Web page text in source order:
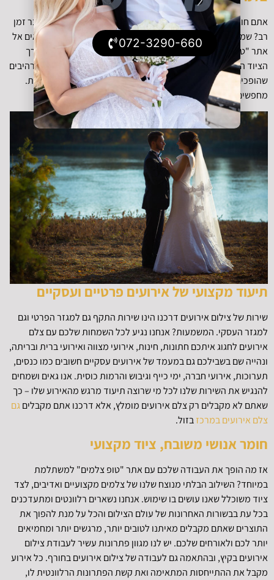
אתם חוגגים בקרוב אירוע עסקי חשוב שאתם עומלים על הפקתו כבר זמן
רב? שמחה פרטית מרגשת כעת את כל בני המשפחה? ברוכים הבאים אל
אתר "טופ צלמים"! אצלנו הכל טיפ-טופ: החל מהשירות האדיב, דרך
הציוד המקצועי והחדיש שבו אנחנו עושים שימוש ועד לתוצרים המרהיבים
שהופכים לזכרונות נעימים שמרגש וממלא להתרפק עליהם בכל עת.
מחפשים צלמי אירועים? הגעתם אל המקום הנכון!
תיעוד מקצועי של אירועים פרטיים ועסקיים
שירות של צילום אירועים דרכנו הינו שירות התקף גם למגזר הפרטי וגם
למגזר העסקי. המשמעות? אנחנו נגיע לכל השמחות שלכם עם צלם
אירועים לחגוג איתכם חתונות, חינות, אירועי מצווה ואירועי ברית ובריתה,
ונהייה שם בשבילכם גם במעמד של אירועים עסקיים חשובים כמו כנסים,
תערוכות, אירועי חברה, ימי כייף וגיבוש והרמות כוסית. אנו גאים ושמחים
להנגיש את השירות שלנו לכל מי שרוצה תיעוד מרגש מהאירוע שלו – כך
שאתם לא מקבלים רק צלם אירועים מומלץ, אלא דרכנו אתם מקבלים גם
צלם אירועים במרכזבזול.
חומר אנושי משובח, ציוד מקצועי
אז מה הופך את העבודה שלכם עם אתר "טופ צלמים" למשתלמת
במיוחד? השילוב הבלתי מנוצח שלנו של צלמים מקצועיים ואדיבים, לצד
ציוד משוכלל שאנו עושים בו שימוש. אנחנו נשארים רלוונטים ומתעדכנים
בכל עת בבשורות האחרונות של עולם הצילום והכל על מנת להפוך את
התוצרים שאתם מקבלים מאיתנו לטובים יותר, מרגשים יותר ומחמיאים
יותר לכם ולאורחים שלכם. יש לנו מגוון פתרונות עשיר לעבודת צילום
אירועים בקיץ, ובהתאמה גם לעבודה של צילום אירועים בחורף. כל אירוע
מקבל את ההתייחסות המתאימה ואת קשת הפתרונות הרלוונטית לו,
072-3290-660